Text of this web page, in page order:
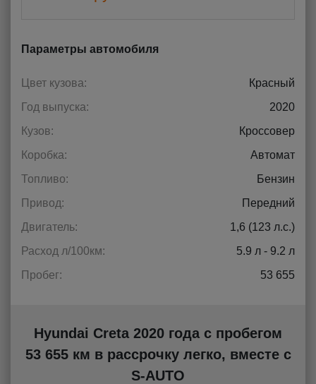
Параметры автомобиля
Цвет кузова:
Красный
Год выпуска:
2020
Кузов:
Кроссовер
Коробка:
Автомат
Топливо:
Бензин
Привод:
Передний
Двигатель:
1,6 (123 л.с.)
Расход л/100км:
5.9 л - 9.2 л
Пробег:
53 655
Hyundai Creta 2020 года с пробегом
53 655 км в рассрочку легко, вместе с
S-AUTO